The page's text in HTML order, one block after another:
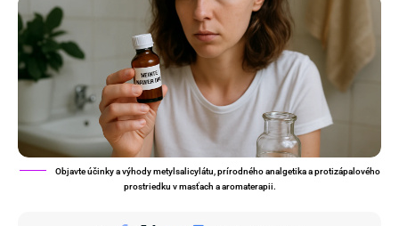
Objavte účinky a výhody metylsalicylátu, prírodného analgetika a protizápalového
prostriedku v masťach a aromaterapii.